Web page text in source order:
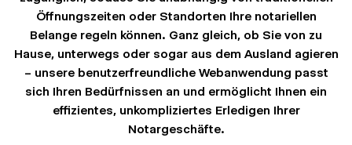
Öffnungszeiten oder Standorten Ihre notariellen
Belange regeln können. Ganz gleich, ob Sie von zu
Hause, unterwegs oder sogar aus dem Ausland agieren
– unsere benutzerfreundliche Webanwendung passt
sich Ihren Bedürfnissen an und ermöglicht Ihnen ein
effizientes, unkompliziertes Erledigen Ihrer
Notargeschäfte.